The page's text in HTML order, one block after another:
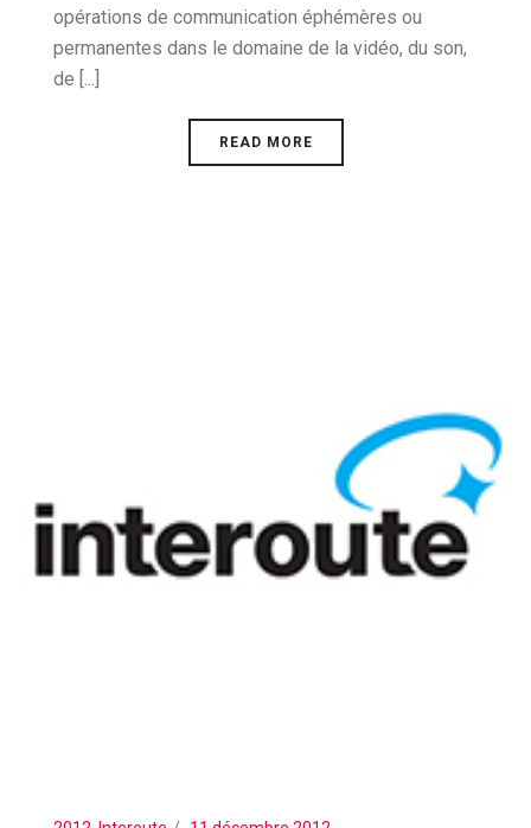
opérations de communication éphémères ou
permanentes dans le domaine de la vidéo, du son,
de [...]
READ MORE